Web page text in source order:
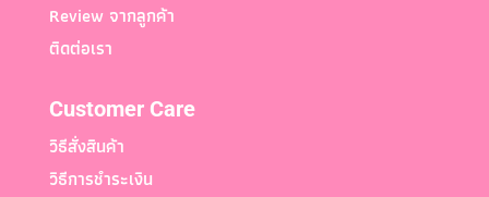
Review จากลูกค้า
ติดต่อเรา
Customer Care
วิธีสั่งสินค้า
วิธีการชำระเงิน